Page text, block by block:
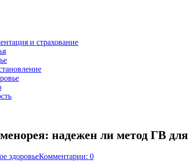
и страхование
надежен ли метод ГВ
здоровьеКомментарии: 0